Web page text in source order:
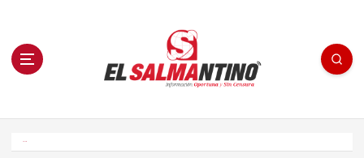
n El Salmantino - medios/noticias/editorial